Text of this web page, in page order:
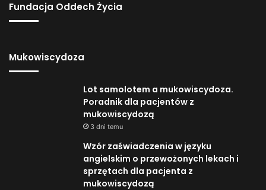
Fundacja Oddech Życia
Mukowiscydoza
Lot samolotem a mukowiscydoza.
Poradnik dla pacjentów z
mukowiscydozą
3 dni temu
Wzór zaświadczenia w języku
angielskim o przewożonych lekach i
sprzętach dla pacjenta z
mukowiscydozą